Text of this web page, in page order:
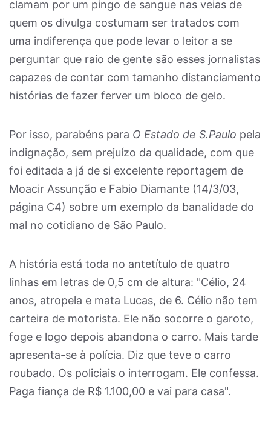
clamam por um pingo de sangue nas veias de
quem os divulga costumam ser tratados com
uma indiferença que pode levar o leitor a se
perguntar que raio de gente são esses jornalistas
capazes de contar com tamanho distanciamento
histórias de fazer ferver um bloco de gelo.
Por isso, parabéns para O Estado de S.Paulo pela
indignação, sem prejuízo da qualidade, com que
foi editada a já de si excelente reportagem de
Moacir Assunção e Fabio Diamante (14/3/03,
página C4) sobre um exemplo da banalidade do
mal no cotidiano de São Paulo.
A história está toda no antetítulo de quatro
linhas em letras de 0,5 cm de altura: "Célio, 24
anos, atropela e mata Lucas, de 6. Célio não tem
carteira de motorista. Ele não socorre o garoto,
foge e logo depois abandona o carro. Mais tarde
apresenta-se à polícia. Diz que teve o carro
roubado. Os policiais o interrogam. Ele confessa.
Paga fiança de R$ 1.100,00 e vai para casa".